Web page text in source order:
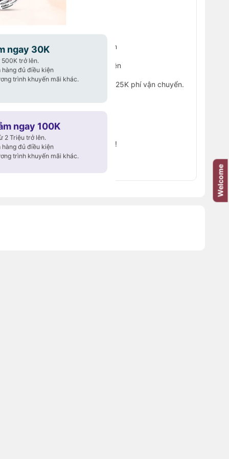
cho đơn hàng từ 1 Triệu trở lên
cho đơn hàng từ 2 Triệu trở lên
tiên trên website, giảm ngay 25K phí vận chuyển.
hạn – Đừng bỏ lỡ!
ở trang THANH TOÁN bạn nhé!
Welcome
ngay 30K
trở lên.
đủ điều kiện
trình khuyến mãi khác.
ngay 100K
2 Triệu trở lên.
đủ điều kiện
trình khuyến mãi khác.